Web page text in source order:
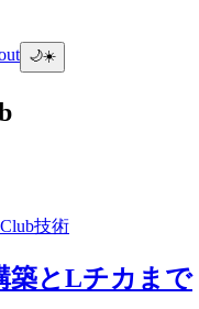
🌙☀️
技術
築とLチカまで